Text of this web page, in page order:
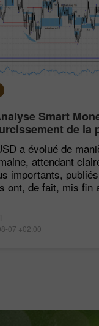
Smart
de la
faibles
a évolué de
attendant
importants, publiés
ont, de fait, mis fin
07 +02:00